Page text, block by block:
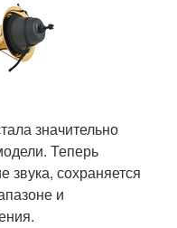
значительно
Теперь
звука, сохраняется
и